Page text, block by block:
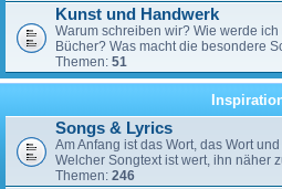
Kunst und Handwerk
Warum schreiben wir? Wie werde
Bücher? Was macht die besondere
Themen: 51
Songs & Lyrics
Am Anfang ist das Wort, das Wort
Welcher Songtext ist wert, ihn näher
Themen: 246